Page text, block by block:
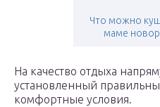
Что можно
маме
На качество отдыха
установленный
комфортные условия.